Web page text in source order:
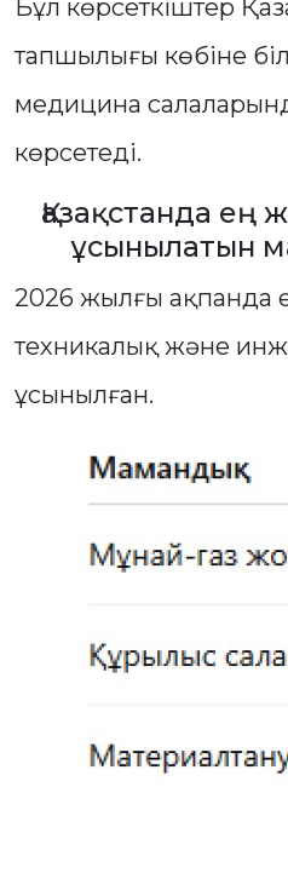
Бұл көрсеткіштер
тапшылығы көбіне
медицина
көрсетеді.
Қазақстанда ең
ұсынылатын
2026 жылғы ақпанда
техникалық және
ұсынылған.